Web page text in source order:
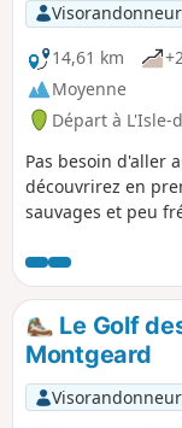
Visorandonneur
14,61 km
Moyenne
Départ à L'Isle-
Pas besoin d'aller
découvrirez en
sauvages et peu
Le Golf
Montgeard
Visorandonneur